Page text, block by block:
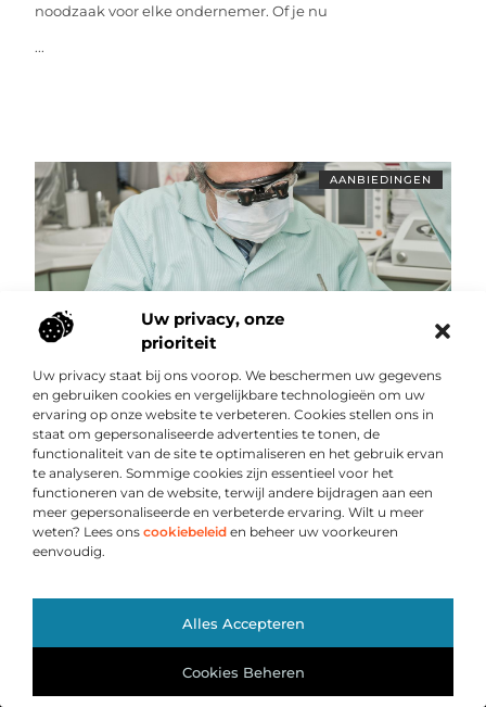
Uw privacy, onze
prioriteit
Uw privacy staat bij ons voorop. We beschermen uw gegevens
en gebruiken cookies en vergelijkbare technologieën om uw
ervaring op onze website te verbeteren. Cookies stellen ons in
staat om gepersonaliseerde advertenties te tonen, de
functionaliteit van de site te optimaliseren en het gebruik ervan
te analyseren. Sommige cookies zijn essentieel voor het
functioneren van de website, terwijl andere bijdragen aan een
meer gepersonaliseerde en verbeterde ervaring. Wilt u meer
weten? Lees ons cookiebeleid en beheer uw voorkeuren
eenvoudig.
Alles Accepteren
Cookies Beheren
noodzaak voor elke ondernemer. Of je nu
...
AANBIEDINGEN
Een stralende glimlach is meer dan alleen een teken van
geluk; het is een weerspiegeling van een goede
mondgezondheid en zelfvertrouwen. Of je nu
...